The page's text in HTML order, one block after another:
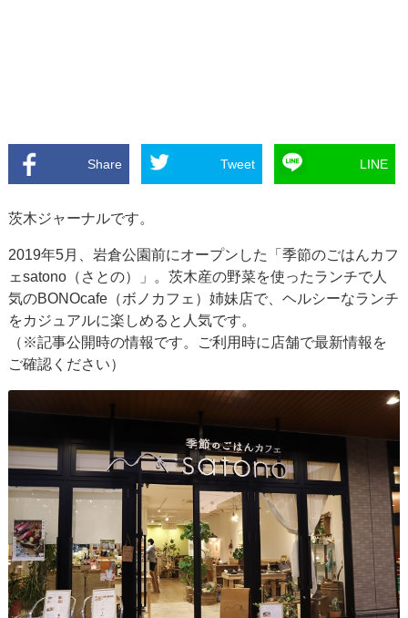
Share Tweet LINE
茨木ジャーナルです。
2019年5月、岩倉公園前にオープンした「季節のごはんカフ
ェsatono（さとの）」。茨木産の野菜を使ったランチで人
気のBONOcafe（ボノカフェ）姉妹店で、ヘルシーなランチ
をカジュアルに楽しめると人気です。
（※記事公開時の情報です。ご利用時に店舗で最新情報を
ご確認ください）